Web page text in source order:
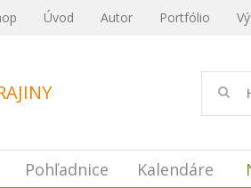
Úvod Autor Portfólio
Pohľadnice Kalendáre